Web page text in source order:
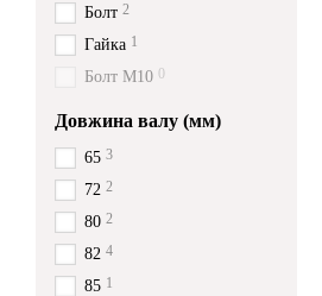
Болт 2
Гайка 1
Болт М10 0
Довжина валу (мм)
65 3
72 2
80 2
82 4
85 1